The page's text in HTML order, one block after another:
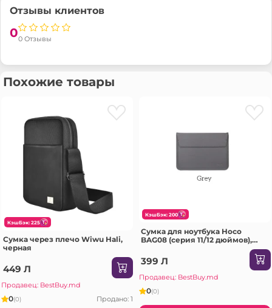
Отзывы клиентов
00 Отзывы
Похожие товары
КэшБэк: 225
Сумка через плечо Wiwu Hali,
черная
449 Л
Продавец: BestBuy.md
0(0) Продано: 1
КэшБэк: 200
Сумка для ноутбука Hoco
BAG08 (серия 11/12 дюймов),
399 Л
Продавец: BestBuy.md
0(0)